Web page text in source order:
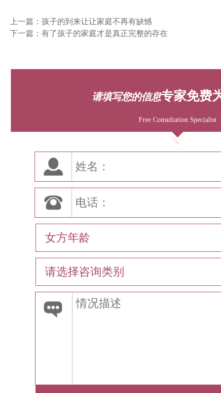
上一篇： 孩子的到来让让家庭不再有缺憾
下一篇： 有了孩子的家庭才是真正完整的存在
请填写您的信息专家免费
Free Consultation Specialist